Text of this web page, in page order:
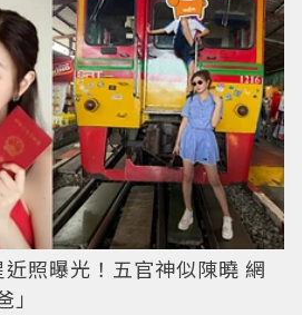
照曝光！五官神似陳曉 網